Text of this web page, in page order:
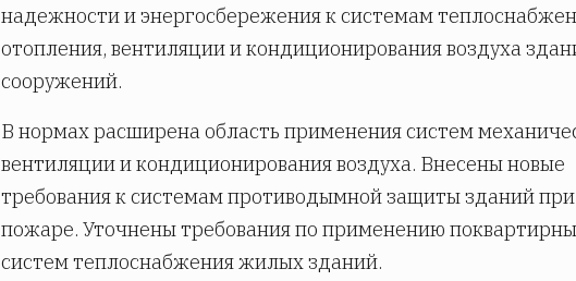
надежности и энергосбережения к системам
отопления, вентиляции и кондиционирования воздуха
сооружений.
В нормах расширена область применения систем
вентиляции и кондиционирования воздуха. Внесены новые
требования к системам противодымной защиты зданий при
пожаре. Уточнены требования по применению
систем теплоснабжения жилых зданий.